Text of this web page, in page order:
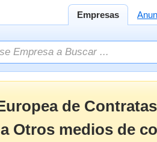
Empresas
de
Otros medios de